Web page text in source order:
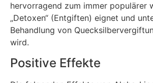
hervorragend zum immer populärer
„Detoxen“ (Entgiften) eignet und
Behandlung von
wird.
Positive Effekte